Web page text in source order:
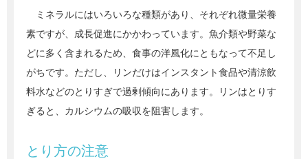
ミネラルにはいろいろな種類があり、それぞれ微量栄養
素ですが、成長促進にかかわっています。魚介類や野菜な
どに多く含まれるため、食事の洋風化にともなって不足し
がちです。ただし、リンだけはインスタント食品や清涼飲
料水などのとりすぎで過剰傾向にあります。リンはとりす
ぎると、カルシウムの吸収を阻害します。
とり方の注意